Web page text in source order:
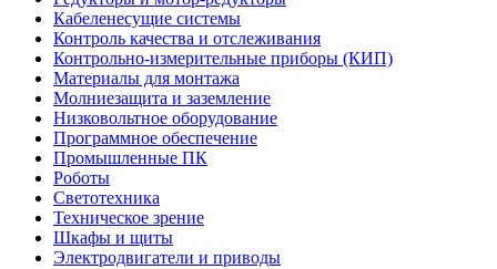
Кабеленесущие системы
Контроль качества и отслеживания
Контрольно-измерительные приборы (КИП)
Материалы для монтажа
Молниезащита и заземление
Низковольтное оборудование
Программное обеспечение
Промышленные ПК
Роботы
Светотехника
Техническое зрение
Шкафы и щиты
Электродвигатели и приводы